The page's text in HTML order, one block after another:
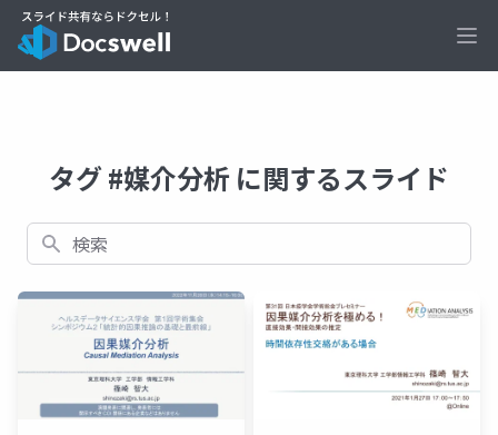
タグ #媒介分析 に関するスライド
検索